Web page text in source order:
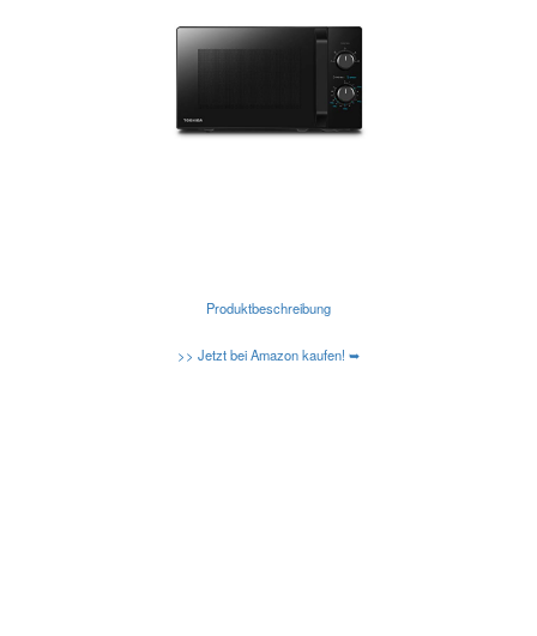
Produktbeschreibung
>> Jetzt bei Amazon kaufen! ➥